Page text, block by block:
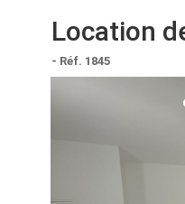
Location
- Réf. 1845